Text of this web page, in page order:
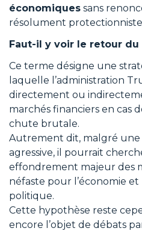
économiques sans
résolument
Faut-il y voir le retour du
Ce terme désigne une
laquelle l’administration
directement ou
marchés financiers en cas
chute brutale.
Autrement dit, malgré
agressive, il pourrait
effondrement majeur des
néfaste pour l’économie et
politique.
Cette hypothèse reste
encore l’objet de débats